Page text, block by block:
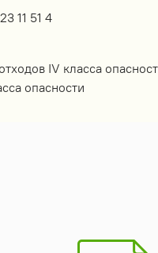
11 51 4
IV класса
опасности